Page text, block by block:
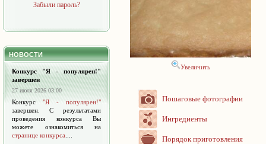
Забыли пароль?
НОВОСТИ
Конкурс "Я - популярен!"
завершен
27 июля 2026 03:00
Конкурс "Я - популярен!"
завершен. С результатами
проведения конкурса Вы
можете ознакомиться на
странице конкурса
Увеличить
Пошаговые фотографии
Ингредиенты
Порядок приготовления